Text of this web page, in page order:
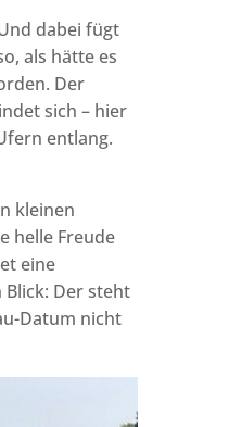
dabei fügt
als hätte es
Der
sich – hier
entlang.
kleinen
helle Freude
eine
Der steht
Datum nicht